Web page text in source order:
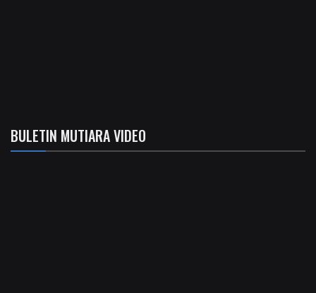
BULETIN MUTIARA VIDEO